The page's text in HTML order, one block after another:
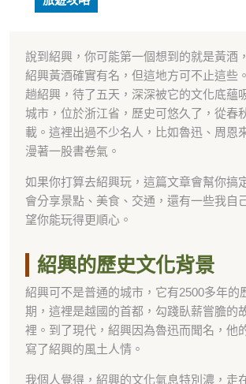
說到紹興，你可能第一個想到的就是黃酒
紹興黃酒確實有名，但這地方可不止這些
趟紹興，待了五天，深深被它的文化底蘊
城市，位於浙江省，歷史可悠久了，從春
載。這裡出過不少名人，比如魯迅、周恩
漫著一股書卷氣。
如果你打算去紹興玩，這篇文章會幫你搞
會分享景點、美食、交通，還有一些我自
望你能玩得更順心。
紹興的歷史文化背景
紹興可不是普通的城市，它有2500多年的
期，這裡是越國的首都，勾踐臥薪嘗膽的
裡。到了現代，紹興因為魯迅而聞名，他
寫了紹興的風土人情。
我個人覺得，紹興的文化氣息特別濃，走